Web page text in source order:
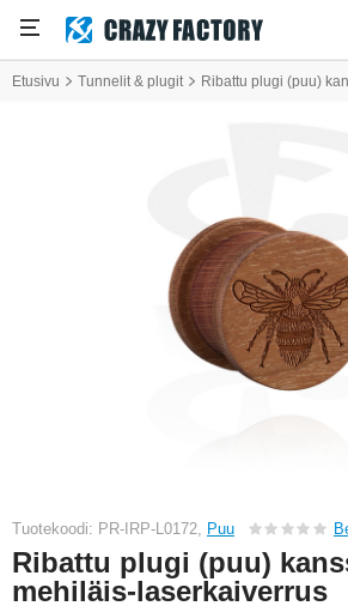
Etusivu Tunnelit & plugit Ribattu plugi (puu)
Tuotekoodi: PR-IRP-L0172, Puu
Ribattu plugi (puu)
mehiläis-laserkaiverrus